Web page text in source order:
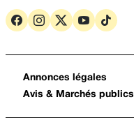
Annonces légales
Avis & Marchés publics